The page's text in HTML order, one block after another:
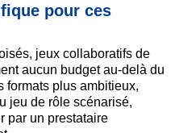
pour ces
jeux collaboratifs de
aucun budget au-delà du
formats plus ambitieux,
jeu de rôle scénarisé,
par un prestataire